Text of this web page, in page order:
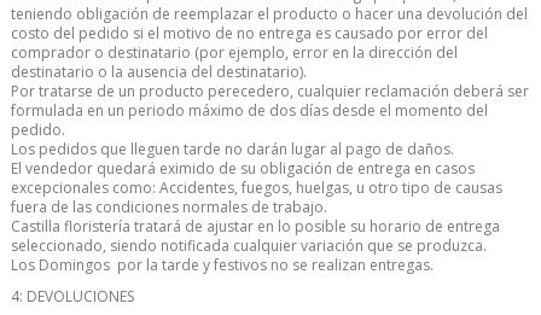
teniendo obligación de reemplazar el producto o hacer una devolución del
costo del pedido si el motivo de no entrega es causado por error del
comprador o destinatario (por ejemplo, error en la dirección del
destinatario o la ausencia del destinatario).
Por tratarse de un producto perecedero, cualquier reclamación deberá ser
formulada en un periodo máximo de dos días desde el momento del
pedido.
Los pedidos que lleguen tarde no darán lugar al pago de daños.
El vendedor quedará eximido de su obligación de entrega en casos
excepcionales como: Accidentes, fuegos, huelgas, u otro tipo de causas
fuera de las condiciones normales de trabajo.
Castilla floristería tratará de ajustar en lo posible su horario de entrega
seleccionado, siendo notificada cualquier variación que se produzca.
Los Domingos por la tarde y festivos no se realizan entregas.
4: DEVOLUCIONES